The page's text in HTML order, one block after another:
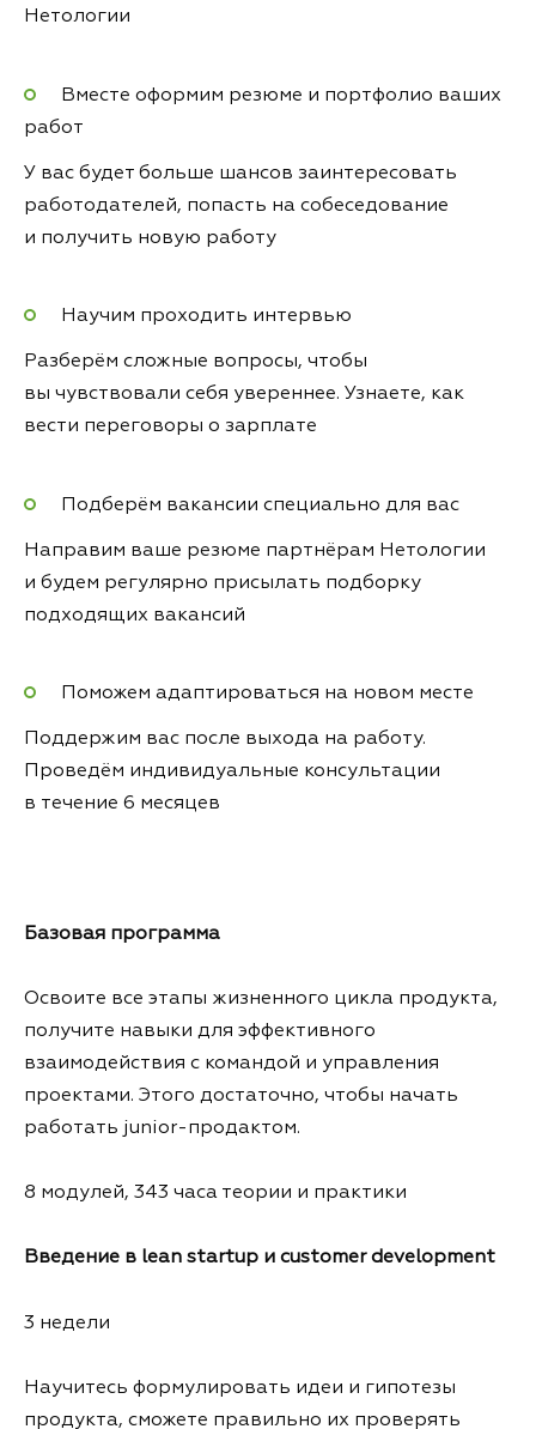
Нетологии
Вместе оформим резюме и портфолио ваших
работ
У вас будет больше шансов заинтересовать
работодателей, попасть на собеседование
и получить новую работу
Научим проходить интервью
Разберём сложные вопросы, чтобы
вы чувствовали себя увереннее. Узнаете, как
вести переговоры о зарплате
Подберём вакансии специально для вас
Направим ваше резюме партнёрам Нетологии
и будем регулярно присылать подборку
подходящих вакансий
Поможем адаптироваться на новом месте
Поддержим вас после выхода на работу.
Проведём индивидуальные консультации
в течение 6 месяцев
Базовая программа
Освоите все этапы жизненного цикла продукта,
получите навыки для эффективного
взаимодействия с командой и управления
проектами. Этого достаточно, чтобы начать
работать junior-продактом.
8 модулей, 343 часа теории и практики
Введение в lean startup и customer development
3 недели
Научитесь формулировать идеи и гипотезы
продукта, сможете правильно их проверять